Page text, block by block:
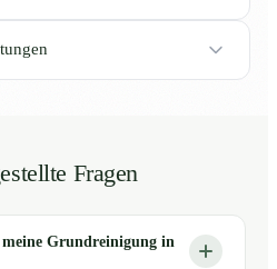
Fragen
Grundreinigung in